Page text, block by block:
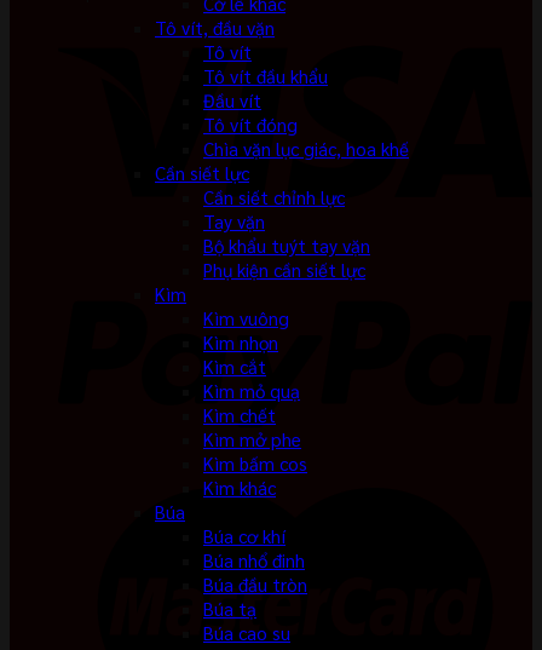
Tô vít, đầu vặn
Tô vít
Tô vít đầu khẩu
Đầu vít
Tô vít đóng
Chìa vặn lục giác, hoa khế
Cần siết lực
Cần siết chỉnh lực
Tay vặn
Bộ khẩu tuýt tay vặn
Phụ kiện cần siết lực
Kìm
Kìm vuông
Kìm nhọn
Kìm cắt
Kìm mỏ quạ
Kìm chết
Kìm mở phe
Kìm bấm cos
Kìm khác
Búa
Búa cơ khí
Búa nhổ đinh
Búa đầu tròn
Búa tạ
Búa cao su